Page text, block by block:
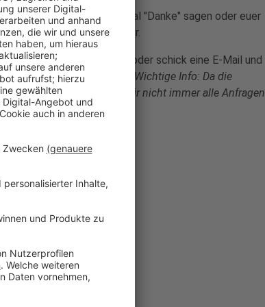
Gruß, möchtet einfach mal "Danke" sagen oder euer
Wir helfen gerne weiter.
an:(02594) 78 22 35 35
oder schick eine E-Mail und
Minute" nutzen möchtest. Wichtige Info: Da die
sehr groß ist, können wir nicht immer alle Anfragen
unser Bestes:-)